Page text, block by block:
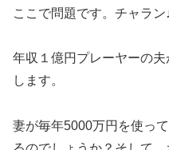
ここで問題です。チャラン
年収１億円プレーヤーの
します。
妻が毎年5000万円を使っ